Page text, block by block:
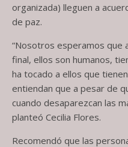
organizada) lleguen a
de paz.
“Nosotros esperamos que
final, ellos son humanos,
ha tocado a ellos que
entiendan que a pesar de
cuando desaparezcan las
planteó Cecilia Flores.
Recomendó que las